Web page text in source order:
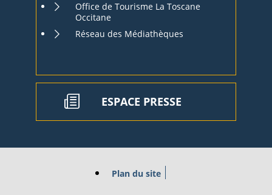
Office de Tourisme La Toscane
Occitane
Réseau des Médiathèques
ESPACE PRESSE
Plan du site